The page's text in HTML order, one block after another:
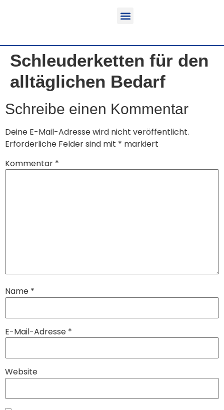
Schleuderketten für den
alltäglichen Bedarf
Schreibe einen Kommentar
Deine E-Mail-Adresse wird nicht veröffentlicht.
Erforderliche Felder sind mit * markiert
Kommentar *
Name *
E-Mail-Adresse *
Website